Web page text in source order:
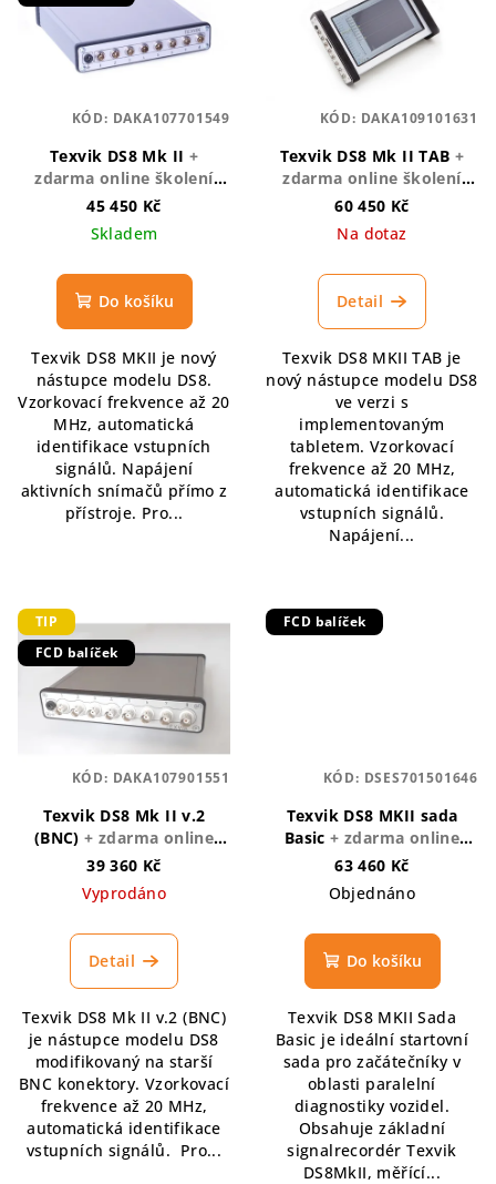
Texvik DS8 Mk II +
zdarma online školení
TEXVIK
45 450 Kč
Skladem
Do košíku
Texvik DS8 MKII je nový
nástupce modelu DS8.
Vzorkovací frekvence až 20
MHz, automatická
identifikace vstupních
signálů. Napájení
aktivních snímačů přímo z
přístroje. Pro...
KÓD: DAKA107701549
Texvik DS8 Mk II TAB +
zdarma online školení
TEXVIK
60 450 Kč
Na dotaz
Detail
Texvik DS8 MKII TAB je
nový nástupce modelu DS8
ve verzi s
implementovaným
tabletem. Vzorkovací
frekvence až 20 MHz,
automatická identifikace
vstupních signálů.
Napájení...
KÓD: DAKA109101631
TIP
FCD balíček
Texvik DS8 Mk II v.2
(BNC)+ zdarma online
školení TEXVIK
39 360 Kč
Vyprodáno
Detail
Texvik DS8 Mk II v.2 (BNC)
je nástupce modelu DS8
modifikovaný na starší
BNC konektory. Vzorkovací
frekvence až 20 MHz,
automatická identifikace
vstupních signálů. Pro...
KÓD: DAKA107901551
FCD balíček
Texvik DS8 MKII sada
Basic+ zdarma online
školení TEXVIK, FCD
6 měsíců, Softwarová
63 460 Kč
Objednáno
Do košíku
Texvik DS8 MKII Sada
Basic je ideální startovní
sada pro začátečníky v
oblasti paralelní
diagnostiky vozidel.
Obsahuje základní
signalrecordér Texvik
DS8MkII, měřící...
KÓD: DSES701501646